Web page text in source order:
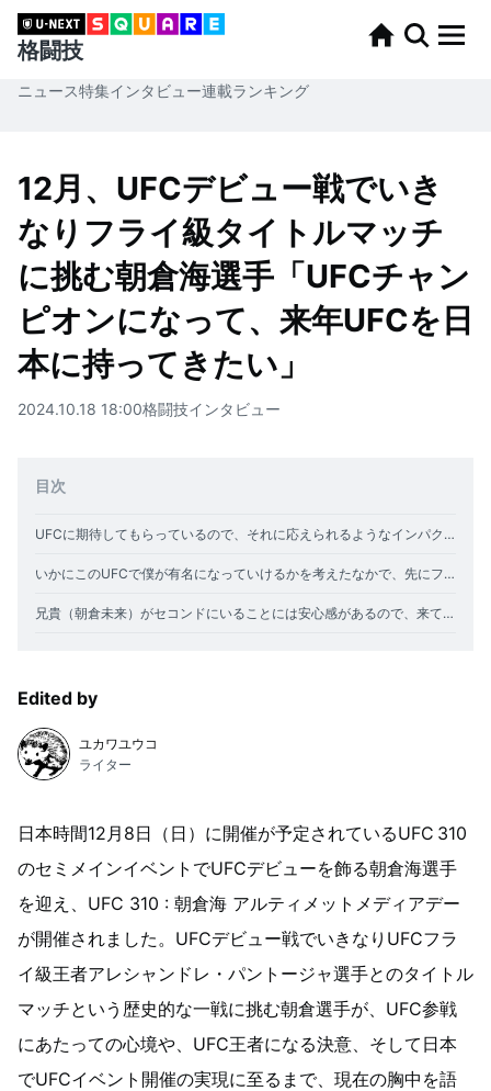
格闘技
ニュース特集インタビュー連載ランキング
12月、UFCデビュー戦でいき
なりフライ級タイトルマッチ
に挑む朝倉海選手「UFCチャン
ピオンになって、来年UFCを日
本に持ってきたい」
2024.10.18 18:00格闘技インタビュー
目次
UFCに期待してもらっているので、それに応えられるようなインパクトを初戦から残したい
いかにこのUFCで僕が有名になっていけるかを考えたなかで、先にフライ級でタイトルを獲りに行くのが一番いい
兄貴（朝倉未来）がセコンドにいることには安心感があるので、来てほしい
Edited by
ユカワユウコ
ライター
日本時間12月8日（日）に開催が予定されているUFC 310
のセミメインイベントでUFCデビューを飾る朝倉海選手
を迎え、UFC 310 : 朝倉海 アルティメットメディアデー
が開催されました。UFCデビュー戦でいきなりUFCフラ
イ級王者アレシャンドレ・パントージャ選手とのタイトル
マッチという歴史的な一戦に挑む朝倉選手が、UFC参戦
にあたっての心境や、UFC王者になる決意、そして日本
でUFCイベント開催の実現に至るまで、現在の胸中を語